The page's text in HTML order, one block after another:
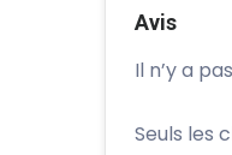
Avis
Il n’y a
Seuls les